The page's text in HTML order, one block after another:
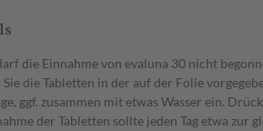
die Einnahme von evaluna 30 nicht
die Tabletten in der auf der Folie
ggf. zusammen mit etwas Wasser ein.
der Tabletten sollte jeden Tag etwa